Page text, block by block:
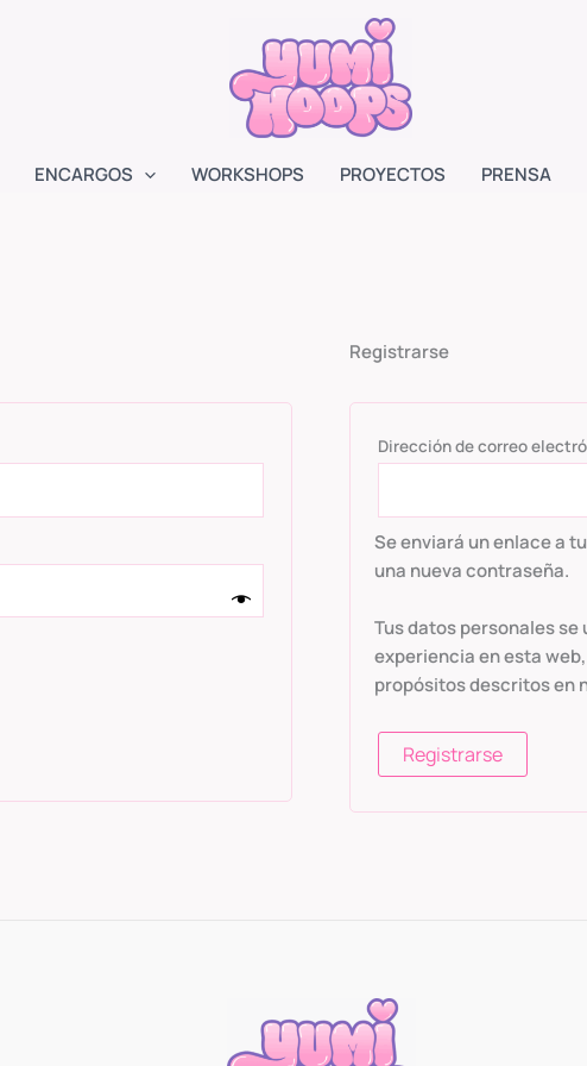
ENCARGOS WORKSHOPS PROYECTOS PRENSA
Registrarse
Dirección de correo
Se enviará un enlace a
una nueva contraseña.
Tus datos personales
experiencia en esta
propósitos descritos en
Registrarse